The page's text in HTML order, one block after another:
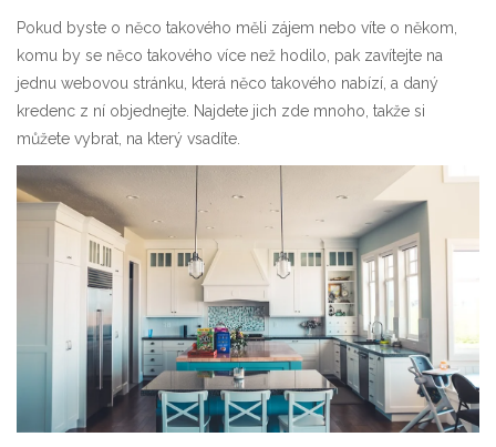
Pokud byste o něco takového měli zájem nebo víte o někom,
komu by se něco takového více než hodilo, pak zavítejte na
jednu webovou stránku, která něco takového nabízí, a daný
kredenc z ní objednejte. Najdete jich zde mnoho, takže si
můžete vybrat, na který vsadíte.